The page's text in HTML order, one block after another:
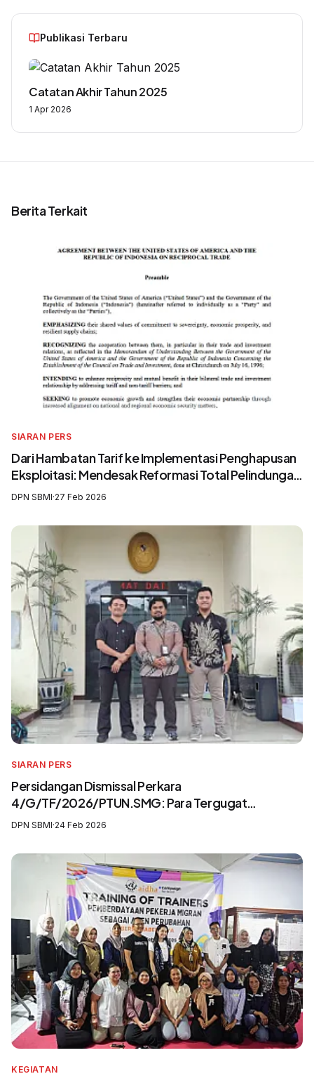
Publikasi Terbaru
Catatan Akhir Tahun 2025
1 Apr 2026
Berita Terkait
SIARAN PERS
Dari Hambatan Tarif ke Implementasi Penghapusan
Eksploitasi: Mendesak Reformasi Total Pelindungan
Awak Kapal Perikanan
DPN SBMI·27 Feb 2026
SIARAN PERS
Persidangan Dismissal Perkara
4/G/TF/2026/PTUN.SMG: Para Tergugat
Mengingkari SIP3MI dan Mengabaikan UU
DPN SBMI·24 Feb 2026
KEGIATAN